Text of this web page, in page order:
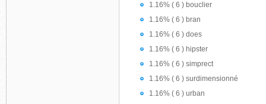
1.16% ( 6 ) bouclier
1.16% ( 6 ) bran
1.16% ( 6 ) does
1.16% ( 6 ) hipster
1.16% ( 6 ) simprect
1.16% ( 6 ) surdimensionné
1.16% ( 6 ) urban